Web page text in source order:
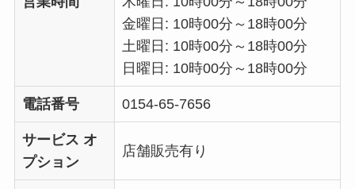
金曜日: 10時00分～18時00分
土曜日: 10時00分～18時00分
日曜日: 10時00分～18時00分
電話番号 0154-65-7656
サービス オ
プション
店舗販売有り